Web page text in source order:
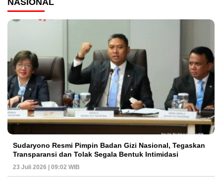
Sudaryono Resmi Pimpin Badan Gizi Nasional, Tegaskan
Transparansi dan Tolak Segala Bentuk Intimidasi
23 Juli 2026 | 09:02 WIB